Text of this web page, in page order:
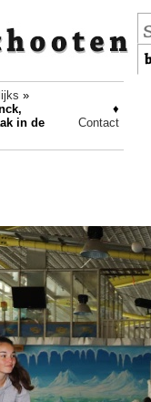
»
in de
♦
Contact